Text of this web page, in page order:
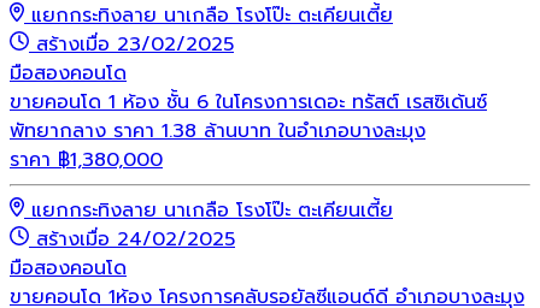
แยกกระทิงลาย นาเกลือ โรงโป๊ะ ตะเคียนเตี้ย
สร้างเมื่อ 23/02/2025
มือสองคอนโด
ขายคอนโด 1 ห้อง ชั้น 6 ในโครงการเดอะ ทรัสต์ เรสซิเด้นซ์
พัทยากลาง ราคา 1.38 ล้านบาท ในอำเภอบางละมุง
ราคา ฿1,380,000
แยกกระทิงลาย นาเกลือ โรงโป๊ะ ตะเคียนเตี้ย
สร้างเมื่อ 24/02/2025
มือสองคอนโด
ขายคอนโด 1ห้อง โครงการคลับรอยัลซีแอนด์ดี อำเภอบางละมุง